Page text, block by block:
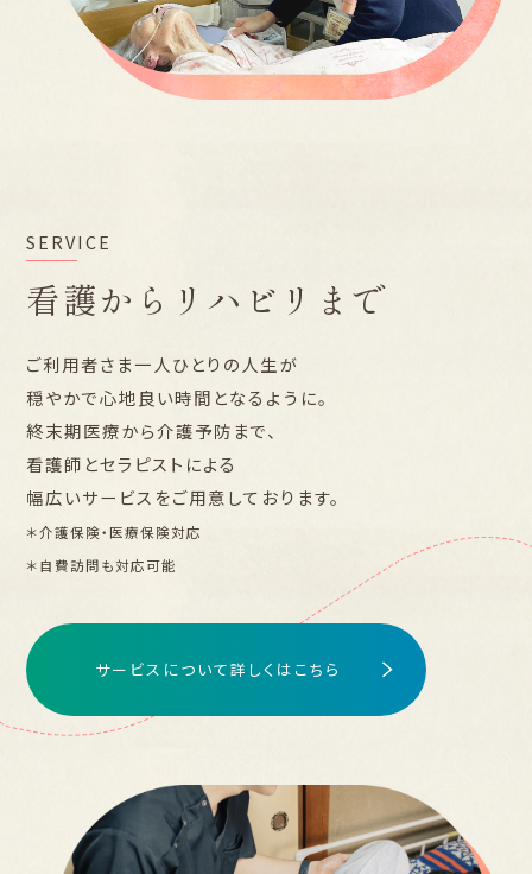
SERVICE
看護からリハビリまで
ご利用者さま一人ひとりの人生が
穏やかで心地良い時間となるように。
終末期医療から介護予防まで、
看護師とセラピストによる
幅広いサービスをご用意しております。
＊介護保険・医療保険対応
＊自費訪問も対応可能
サービスについて詳しくはこちら